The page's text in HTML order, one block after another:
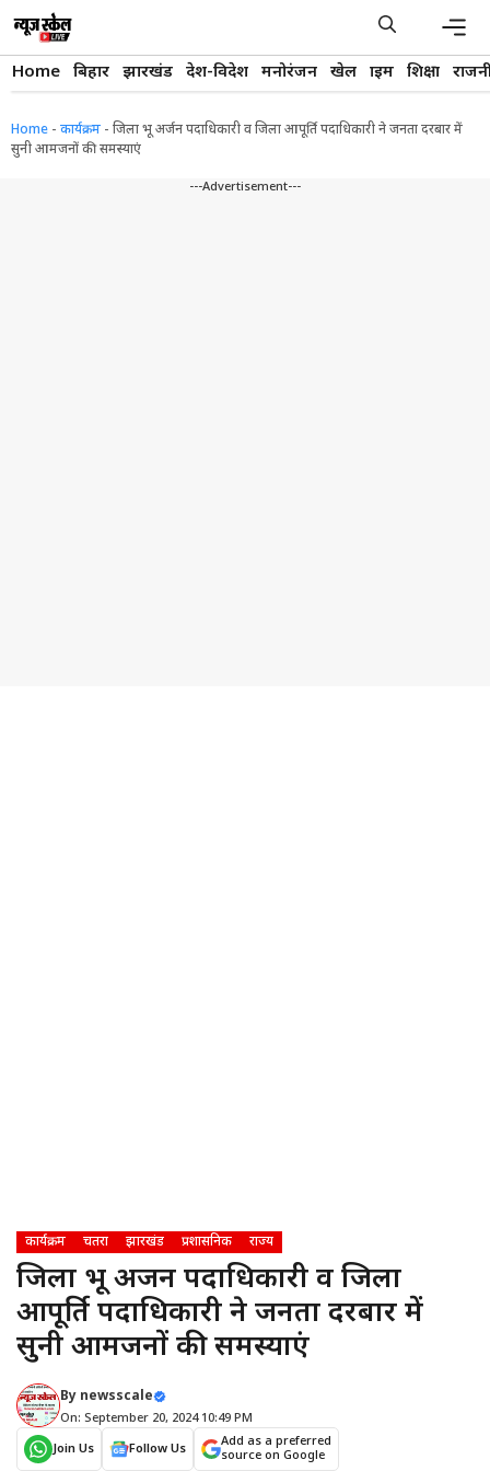
content
Home बिहार झारखंड देश-विदेश मनोरंजन खेल क्राइम शिक्षा
Home - कार्यक्रम - जिला भू अर्जन पदाधिकारी व जिला आपूर्ति पदाधिकारी ने जनता दरबार में
सुनी आमजनों की समस्याएं
---Advertisement---
कार्यक्रम चतरा झारखंड प्रशासनिक राज्य
जिला भू अर्जन पदाधिकारी व जिला
आपूर्ति पदाधिकारी ने जनता दरबार में
सुनी आमजनों की समस्याएं
By newsscale
On: September 20, 2024 10:49 PM
Join Us
Follow Us
Add as a preferred
source on Google